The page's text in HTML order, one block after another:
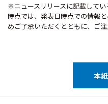
※ニュースリリースに記載して
時点では、発表日時点での情報
めご了承いただくとともに、ご注
本